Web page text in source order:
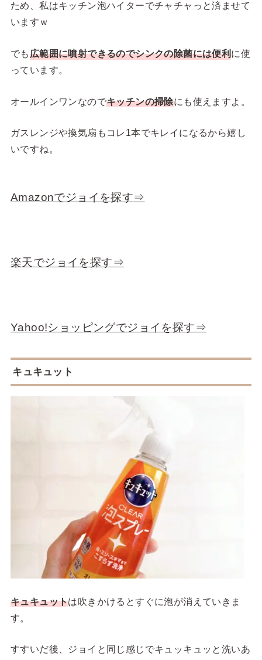
ため、私はキッチン泡ハイターでチャチャっと済ませて
いますｗ
でも広範囲に噴射できるのでシンクの除菌には便利に使
っています。
オールインワンなのでキッチンの掃除にも使えますよ。
ガスレンジや換気扇もコレ1本でキレイになるから嬉し
いですね。
Amazonでジョイを探す⇒
楽天でジョイを探す⇒
Yahoo!ショッピングでジョイを探す⇒
キュキュット
キュキュットは吹きかけるとすぐに泡が消えていきま
す。
すすいだ後、ジョイと同じ感じでキュッキュッと洗いあ